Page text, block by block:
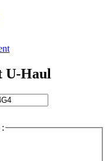
U-Haul